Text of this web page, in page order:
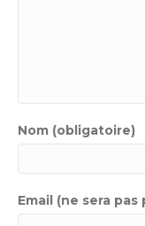
Nom (obligatoire)
Email (ne sera